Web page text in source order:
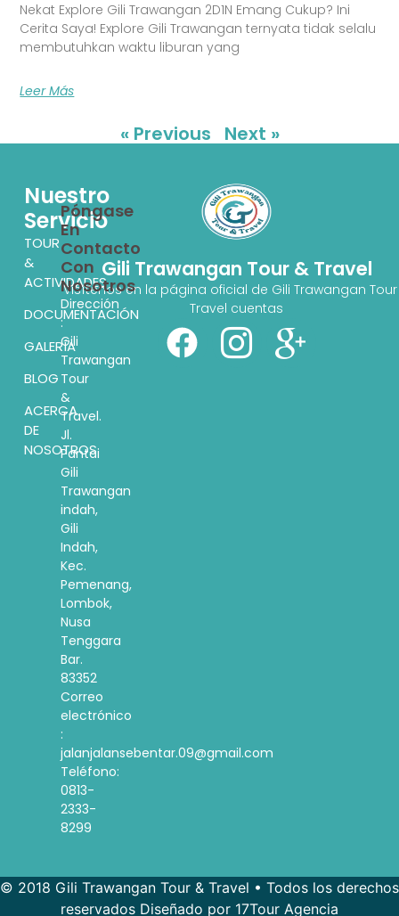
Nekat Explore Gili Trawangan 2D1N Emang Cukup? Ini
Cerita Saya! Explore Gili Trawangan ternyata tidak selalu
membutuhkan waktu liburan yang
Leer Más
« Previous Next »
Gili Trawangan Tour & Travel
Visítenos en la página oficial de Gili Trawangan
Travel cuentas
Nuestro
Servicio
TOUR
&
ACTIVIDADES
DOCUMENTACIÓN
GALERÍA
BLOG
ACERCA
DE
NOSOTROS
Póngase
En
Contacto
Con
Nosotros
Dirección
:
Gili
Trawangan
Tour
&
Travel.
Jl.
Pantai
Gili
Trawangan
indah,
Gili
Indah,
Kec.
Pemenang,
Lombok,
Nusa
Tenggara
Bar.
83352
Correo
electrónico
:
jalanjalansebentar.09@gmail.com
Teléfono:
0813-
2333-
8299
© 2018 Gili Trawangan Tour & Travel • Todos los derechos
reservados Diseñado por 17Tour Agencia
French